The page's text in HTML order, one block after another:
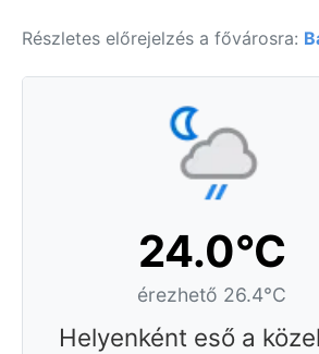
Részletes előrejelzés a fővárosra:
24.0°C
érezhető 26.4°C
Helyenként eső a